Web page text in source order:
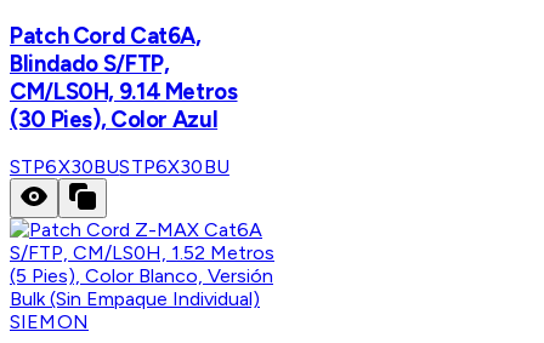
Patch Cord Cat6A,
Blindado S/FTP,
CM/LS0H, 9.14 Metros
(30 Pies), Color Azul
STP6X30BUSTP6X30BU
SIEMON